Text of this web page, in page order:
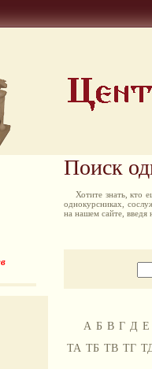
Поиск
Хотите знать, кто
однокурсниках,
на нашем сайте,
А Б В Г Д Е
ТА ТБ ТВ ТГ